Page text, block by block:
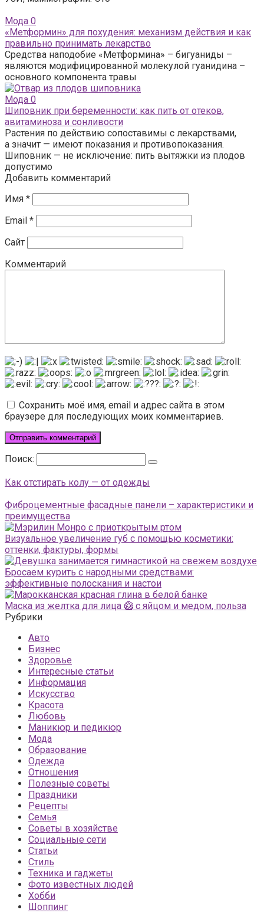
Мода 0
«Метформин» для похудения: механизм действия и как
правильно принимать лекарство
Средства наподобие «Метформина» – бигуаниды –
являются модифицированной молекулой гуанидина –
основного компонента травы
Мода 0
Шиповник при беременности: как пить от отеков,
авитаминоза и сонливости
Растения по действию сопоставимы с лекарствами,
а значит — имеют показания и противопоказания.
Шиповник — не исключение: пить вытяжки из плодов
допустимо
Добавить комментарий
Имя *
Email *
Сайт
Комментарий
Сохранить моё имя, email и адрес сайта в этом
браузере для последующих моих комментариев.
Поиск:
Как отстирать колу — от одежды
Фиброцементные фасадные панели – характеристики и
преимущества
Визуальное увеличение губ с помощью косметики:
оттенки, фактуры, формы
Бросаем курить с народными средствами:
эффективные полоскания и настои
Маска из желтка для лица 🥝 с яйцом и медом, польза
Рубрики
Авто
Бизнес
Здоровье
Интересные статьи
Информация
Искусство
Красота
Любовь
Маникюр и педикюр
Мода
Образование
Одежда
Отношения
Полезные советы
Праздники
Рецепты
Семья
Советы в хозяйстве
Социальные сети
Статьи
Стиль
Техника и гаджеты
Фото известных людей
Хобби
Шоппинг